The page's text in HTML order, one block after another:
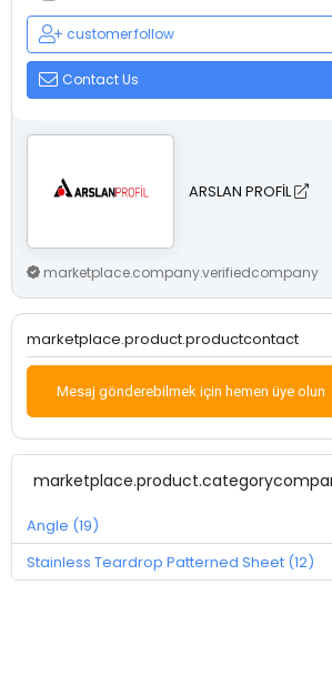
customer.follow
Contact Us
ARSLAN PROFİL
marketplace.company.verifiedcompany
marketplace.product.productcontact
Mesaj gönderebilmek için hemen üye olun
Angle (19)
Stainless Teardrop Patterned Sheet (12)